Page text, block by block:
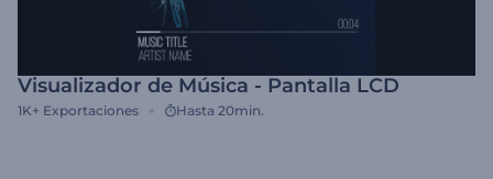
Visualizador de Música - Pantalla LCD
1K+ Exportaciones Hasta 20min.